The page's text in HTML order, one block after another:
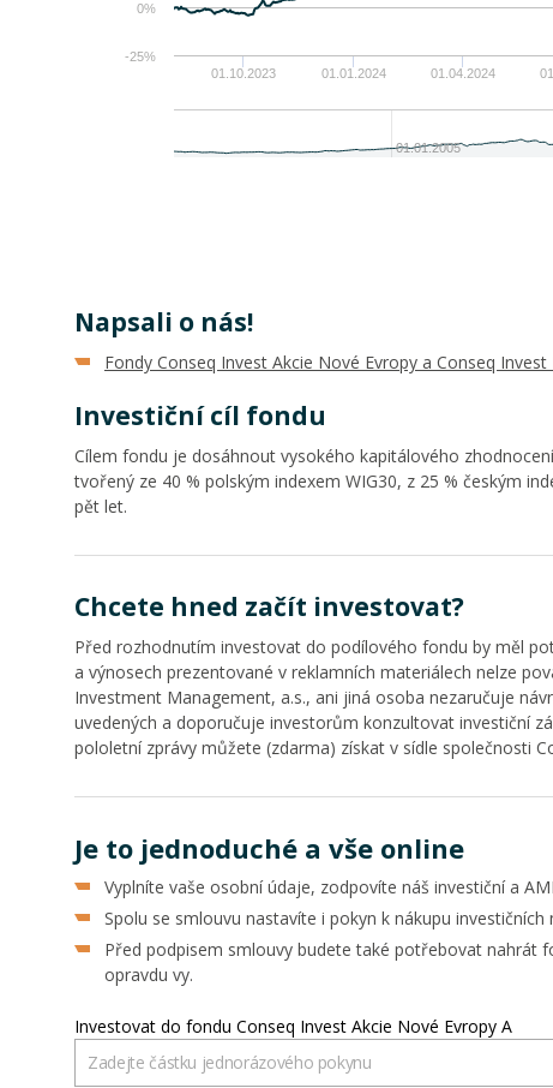
01.10.2023 01.01.2024 01.04.2024
01.01.2005
-25%
0%
Napsali o nás!
Fondy Conseq Invest Akcie Nové Evropy a Conseq
Investiční cíl fondu
Cílem fondu je dosáhnout vysokého kapitálového
tvořený ze 40 % polským indexem WIG30, z 25 % českým
pět let.
Chcete hned začít investovat?
Před rozhodnutím investovat do podílového fondu by měl
a výnosech prezentované v reklamních materiálech nelze
Investment Management, a.s., ani jiná osoba nezaručuje
uvedených a doporučuje investorům konzultovat investiční
pololetní zprávy můžete (zdarma) získat v sídle společnosti
Je to jednoduché a vše online
Vyplníte vaše osobní údaje, zodpovíte náš investiční a
Spolu se smlouvu nastavíte i pokyn k nákupu
Před podpisem smlouvy budete také potřebovat nahrát
opravdu vy.
Investovat do fondu Conseq Invest Akcie Nové Evropy A